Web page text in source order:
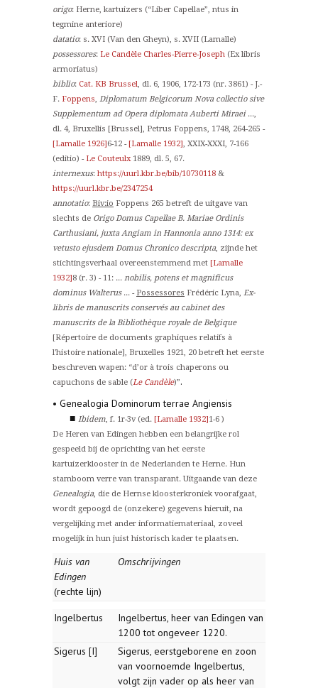
origo: Herne, kartuizers (“Liber Capellae”, ntus in
tegmine anteriore)
datatio: s. XVI (Van den Gheyn), s. XVII (Lamalle)
possessores: Le Candèle Charles-Pierre-Joseph (Ex libris
armoriatus)
biblio: Cat. KB Brussel, dl. 6, 1906, 172-173 (nr. 3861) - J.-
F. Foppens, Diplomatum Belgicorum Nova collectio sive
Supplementum ad Opera diplomata Auberti Miraei...,
dl. 4, Bruxellis [Brussel], Petrus Foppens, 1748, 264-265 -
[Lamalle 1926]6-12 -[Lamalle 1932], XXIX-XXXI, 7-166
(editio) - Le Couteulx1889, dl. 5, 67.
internexus: https://uurl.kbr.be/bib/10730118 &
https://uurl.kbr.be/2347254
annotatio: Biv:io Foppens 265 betreft de uitgave van
slechts de Origo Domus Capellae B. Mariae Ordinis
Carthusiani, juxta Angiam in Hannonia anno 1314: ex
vetusto ejusdem Domus Chronico descripta, zijnde het
stichtingsverhaal overeenstemmend met [Lamalle
1932]8 (r. 3) - 11: ... nobilis, potens et magnificus
dominus Walterus... - Possessores Frédéric Lyna, Ex-
libris de manuscrits conservés au cabinet des
manuscrits de la Bibliothèque royale de Belgique
[Répertoire de documents graphiques relatifs à
l'histoire nationale], Bruxelles 1921, 20 betreft het eerste
beschreven wapen: “d’or à trois chaperons ou
capuchons de sable (Le Candèle)”.
• Genealogia Dominorum terrae Angiensis
■ Ibidem, f. 1r-3v (ed. [Lamalle 1932]1-6 )
De Heren van Edingen hebben een belangrijke rol
gespeeld bij de oprichting van het eerste
kartuizerklooster in de Nederlanden te Herne. Hun
stamboom verre van transparant. Uitgaande van deze
Genealogia, die de Hernse kloosterkroniek voorafgaat,
wordt gepoogd de (onzekere) gegevens hieruit, na
vergelijking met ander informatiemateriaal, zoveel
mogelijk in hun juist historisch kader te plaatsen.
Huis van
Edingen
(rechte lijn)
Omschrijvingen
Ingelbertus
Ingelbertus, heer van Edingen van
1200 tot ongeveer 1220.
Sigerus [I]
Sigerus, eerstgeborene en zoon
van voornoemde Ingelbertus,
volgt zijn vader op als heer van